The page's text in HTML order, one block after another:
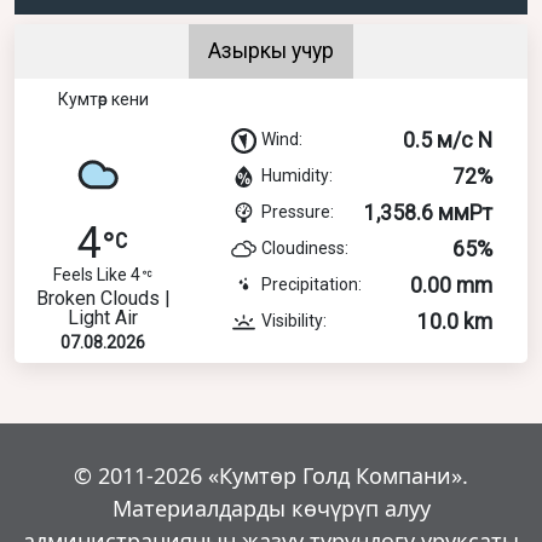
Азыркы учур
Кумтөр кени
4
Feels Like 4
Broken Clouds |
Light Air
07.08.2026
Wind: 0.5 м/с N
Humidity: 72%
Pressure: 1,358.6 ммРт
Cloudiness: 65%
Precipitation: 0.00 mm
Visibility: 10.0 km
© 2011-2026 «Кумтөр Голд Компани».
Материалдарды көчүрүп алуу